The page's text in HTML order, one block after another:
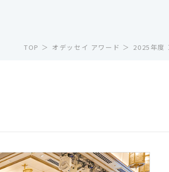
TOP オデッセイ アワード 2025年度